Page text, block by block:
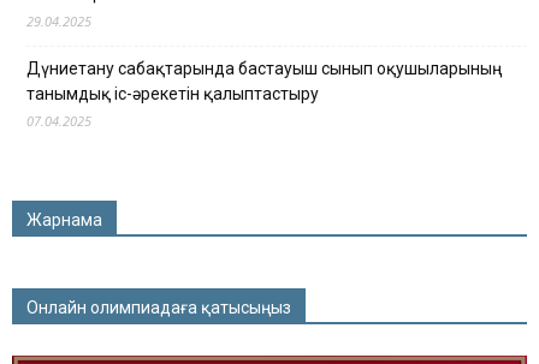
29.04.2025
Дүниетану сабақтарында бастауыш сынып оқушыларының
танымдық іс-әрекетін қалыптастыру
07.04.2025
Жарнама
Онлайн олимпиадаға қатысыңыз